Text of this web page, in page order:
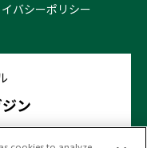
バシーポリシー
ン